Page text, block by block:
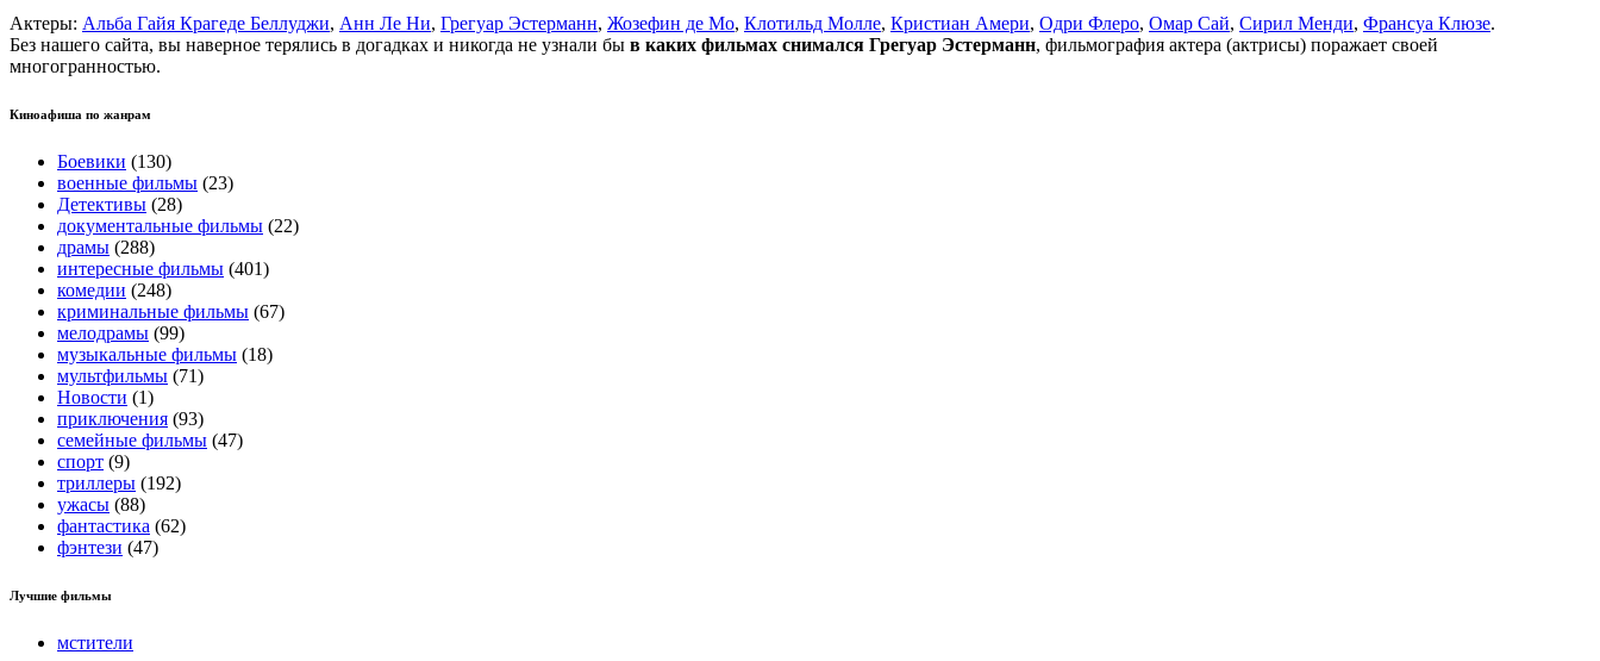
Актеры: Альба Гайя Крагеде Беллуджи, Анн Ле Ни, Грегуар Эстерманн, Жозефин де Мо, Клотильд Молле, Кристиан Амери, Одри Флеро, Омар Сай, Сирил Менди, Франсуа Клюзе.
Без нашего сайта, вы наверное терялись в догадках и никогда не узнали бы в каких фильмах снимался Грегуар Эстерманн, фильмография актера (актрисы) поражает своей
многогранностью.
Киноафиша по жанрам
Боевики (130)
военные фильмы (23)
Детективы (28)
документальные фильмы (22)
драмы (288)
интересные фильмы (401)
комедии (248)
криминальные фильмы (67)
мелодрамы (99)
музыкальные фильмы (18)
мультфильмы (71)
Новости (1)
приключения (93)
семейные фильмы (47)
спорт (9)
триллеры (192)
ужасы (88)
фантастика (62)
фэнтези (47)
Лучшие фильмы
мстители